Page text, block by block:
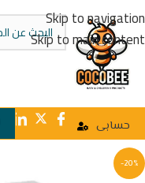
Skip to navigation
Skip to main content
حسابى
-20%